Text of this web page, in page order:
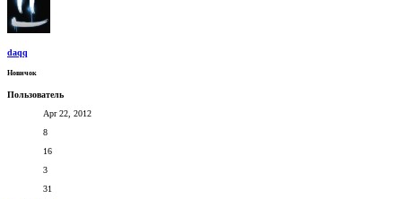
daqq
Новичок
Пользователь
Apr 22, 2012
8
16
3
31